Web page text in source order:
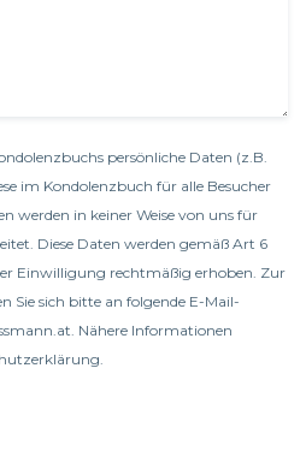
persönliche Daten (z.B.
im Kondolenzbuch für alle Besucher
werden in keiner Weise von uns für
Diese Daten werden gemäß Art 6
Einwilligung rechtmäßig erhoben. Zur
Sie sich bitte an folgende E-Mail-
Nähere Informationen